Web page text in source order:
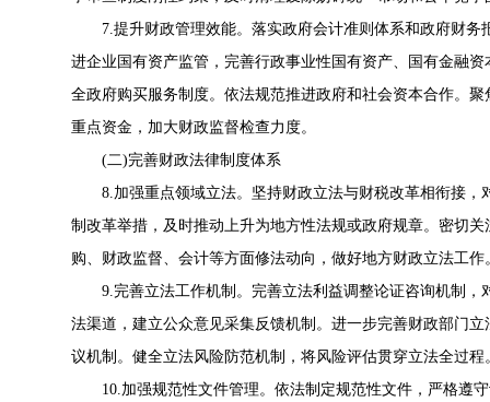
7.提升财政管理效能。落实政府会计准则体系和政府财务
进企业国有资产监管，完善行政事业性国有资产、国有金融
全政府购买服务制度。依法规范推进政府和社会资本合作。
重点资金，加大财政监督检查力度。
(二)完善财政法律制度体系
8.加强重点领域立法。坚持财政立法与财税改革相衔接，
制改革举措，及时推动上升为地方性法规或政府规章。密切
购、财政监督、会计等方面修法动向，做好地方财政立法工作
9.完善立法工作机制。完善立法利益调整论证咨询机制，
法渠道，建立公众意见采集反馈机制。进一步完善财政部门
议机制。健全立法风险防范机制，将风险评估贯穿立法全过程
10.加强规范性文件管理。依法制定规范性文件，严格遵